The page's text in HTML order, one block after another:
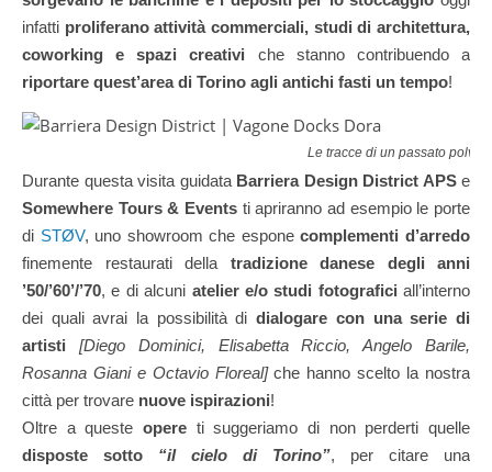
infatti proliferano attività commerciali, studi di architettura,
coworking e spazi creativi che stanno contribuendo a
riportare quest’area di Torino agli antichi fasti un tempo!
Le tracce di un passato
Durante questa visita guidata Barriera Design District APSe
Somewhere Tours & Events ti apriranno ad esempio le porte
di STØV, uno showroom che esponecomplementi d’arredo
finemente restaurati della tradizione danese degli anni
’50/’60’/’70, e di alcuni atelier e/o studi fotografici all’interno
dei quali avrai la possibilità didialogare con una serie di
artisti
[Diego Dominici, Elisabetta Riccio, Angelo Barile,
Rosanna Giani e Octavio Floreal]che hanno scelto la nostra
città per trovare nuove ispirazioni!
Oltre a queste opere ti suggeriamo di non perderti quelle
disposte sotto “il cielo di Torino”, per citare una